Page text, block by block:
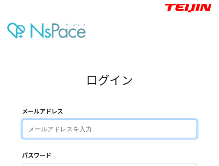
ログイン
メールアドレス
パスワード